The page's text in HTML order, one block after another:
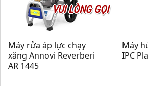
VUI LÒNG GỌI
Máy rửa áp lực chạy
xăng Annovi Reverberi
AR 1445
Máy
IPC